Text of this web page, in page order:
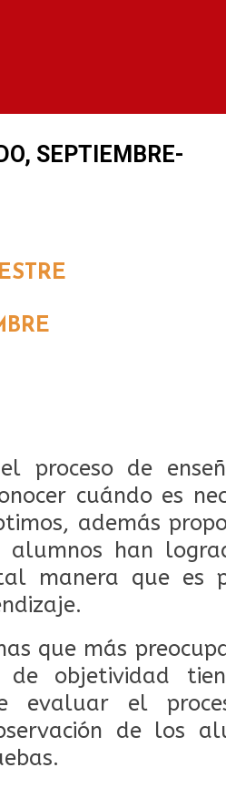
SEPTIEMBRE-
proceso de
cuándo es
además
alumnos han
manera que es
que más
objetividad
evaluar el
de los